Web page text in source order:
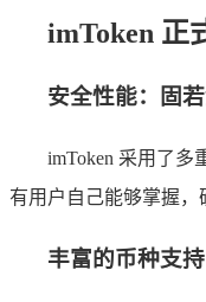
imToken 正
安全性能：固
imToken 采用了
有用户自己能够掌握，
丰富的币种支